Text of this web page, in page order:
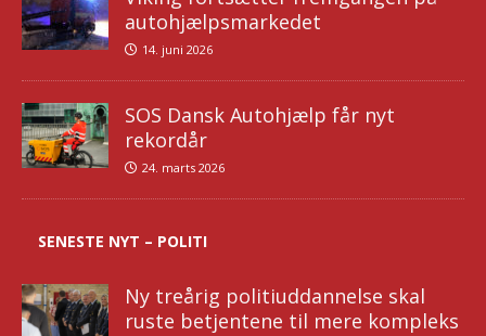
autohjælpsmarkedet
14. juni 2026
SOS Dansk Autohjælp får nyt
rekordår
24. marts 2026
SENESTE NYT – POLITI
Ny treårig politiuddannelse skal
ruste betjentene til mere kompleks